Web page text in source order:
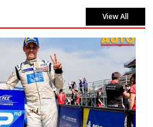
View All